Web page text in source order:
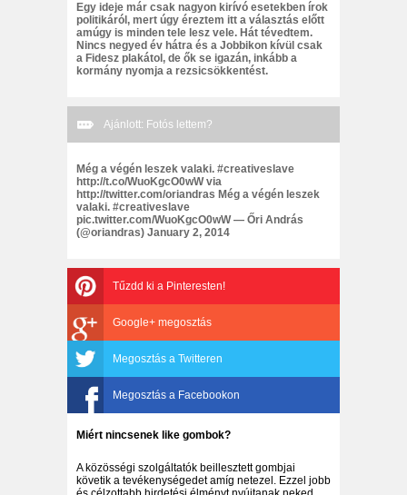
Egy ideje már csak nagyon kirívó esetekben írok
politikáról, mert úgy éreztem itt a választás előtt
amúgy is minden tele lesz vele. Hát tévedtem.
Nincs negyed év hátra és a Jobbikon kívül csak
a Fidesz plakátol, de ők se igazán, inkább a
kormány nyomja a rezsicsökkentést.
Ajánlott: Fotós lettem?
Még a végén leszek valaki. #creativeslave
http://t.co/WuoKgcO0wW via
http://twitter.com/oriandras Még a végén leszek
valaki. #creativeslave
pic.twitter.com/WuoKgcO0wW — Őri András
(@oriandras) January 2, 2014
Tűzdd ki a Pinteresten!
Google+ megosztás
Megosztás a Twitteren
Megosztás a Facebookon
Miért nincsenek like gombok?
A közösségi szolgáltatók beillesztett gombjai
követik a tevékenységedet amíg netezel. Ezzel jobb